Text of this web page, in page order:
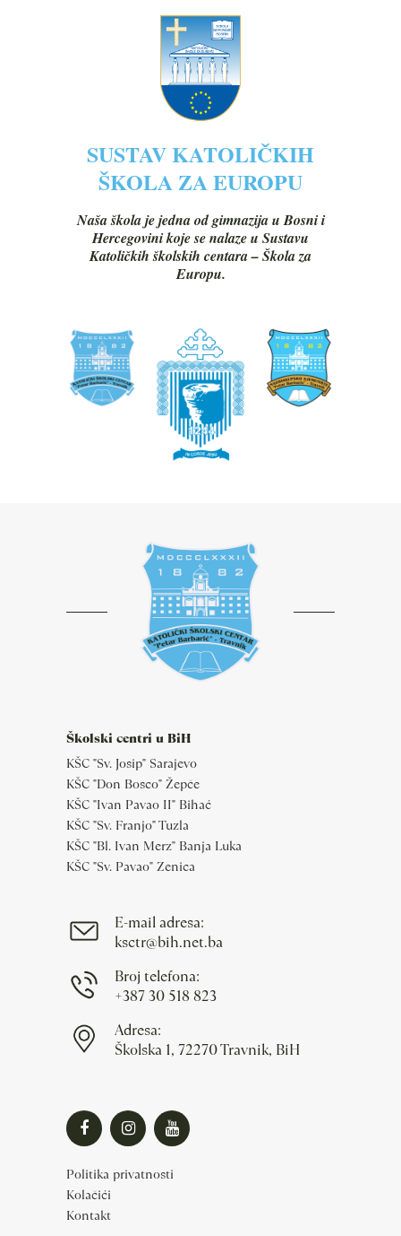
SUSTAV KATOLIČKIH
ŠKOLA ZA EUROPU
Naša škola je jedna od gimnazija u Bosni i
Hercegovini koje se nalaze u Sustavu
Katoličkih školskih centara – Škola za
Europu.
Školski centri u BiH
KŠC "Sv. Josip" Sarajevo
KŠC "Don Bosco" Žepče
KŠC "Ivan Pavao II" Bihać
KŠC "Sv. Franjo" Tuzla
KŠC "Bl. Ivan Merz" Banja Luka
KŠC "Sv. Pavao" Zenica
E-mail adresa:
ksctr@bih.net.ba
Broj telefona:
+387 30 518 823
Adresa:
Školska 1, 72270 Travnik, BiH
Politika privatnosti
Kolačići
Kontakt